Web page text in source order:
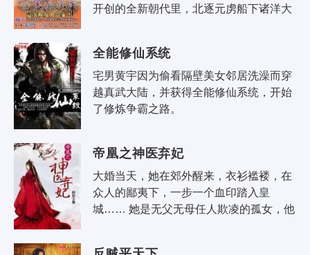
开创的全新朝代里，北逐元虏船下诸洋大
全能修仙系统
宅男黄宇因为偷看隔壁美女邻居洗澡而穿
越真武大陆，并获得全能修仙系统，开始
了修炼争霸之路。
帝凰之神医弃妃
大婚当天，她在郊外醒来，衣衫褴褛，在
众人的鄙夷下，一步一个血印踏入皇
城…… 她是无父无母任人欺凌的孤女，他